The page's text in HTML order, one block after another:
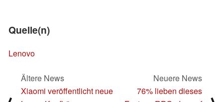
Quelle(n)
Lenovo
Ältere News
Xiaomi veröffentlicht neue
Neuere News
76% lieben dieses